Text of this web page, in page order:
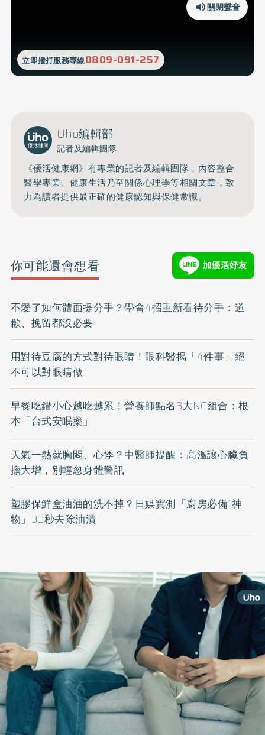
立即撥打服務專線0809-091-257
關閉聲音
Uho編輯部
記者及編輯團隊
《優活健康網》有專業的記者及編輯團隊，內容整合
醫學專業、健康生活乃至關係心理學等相關文章，致
力為讀者提供最正確的健康認知與保健常識。
你可能還會想看
不愛了如何體面提分手？學會4招重新看待分手：道
歉、挽留都沒必要
用對待豆腐的方式對待眼睛！眼科醫揭「4件事」絕
不可以對眼睛做
早餐吃錯小心越吃越累！營養師點名3大NG組合：根
本「台式安眠藥」
天氣一熱就胸悶、心悸？中醫師提醒：高溫讓心臟負
擔大增，別輕忽身體警訊
塑膠保鮮盒油油的洗不掉？日媒實測「廚房必備1神
物」30秒去除油漬